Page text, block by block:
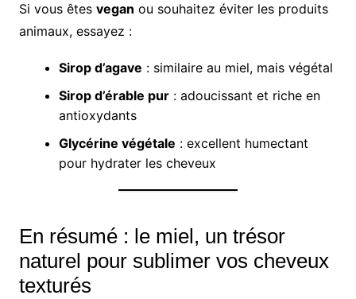
Si vous êtes vegan ou souhaitez éviter les produits
animaux, essayez :
Sirop d’agave : similaire au miel, mais végétal
Sirop d’érable pur: adoucissant et riche en
antioxydants
Glycérine végétale : excellent humectant
pour hydrater les cheveux
En résumé : le miel, un trésor
naturel pour sublimer vos cheveux
texturés